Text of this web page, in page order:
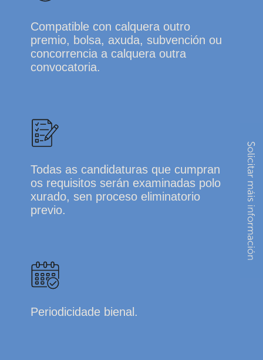
Compatible con calquera outro
premio, bolsa, axuda, subvención ou
concorrencia a calquera outra
convocatoria.
Todas as candidaturas que cumpran
os requisitos serán examinadas polo
xurado, sen proceso eliminatorio
previo.
Periodicidade bienal.